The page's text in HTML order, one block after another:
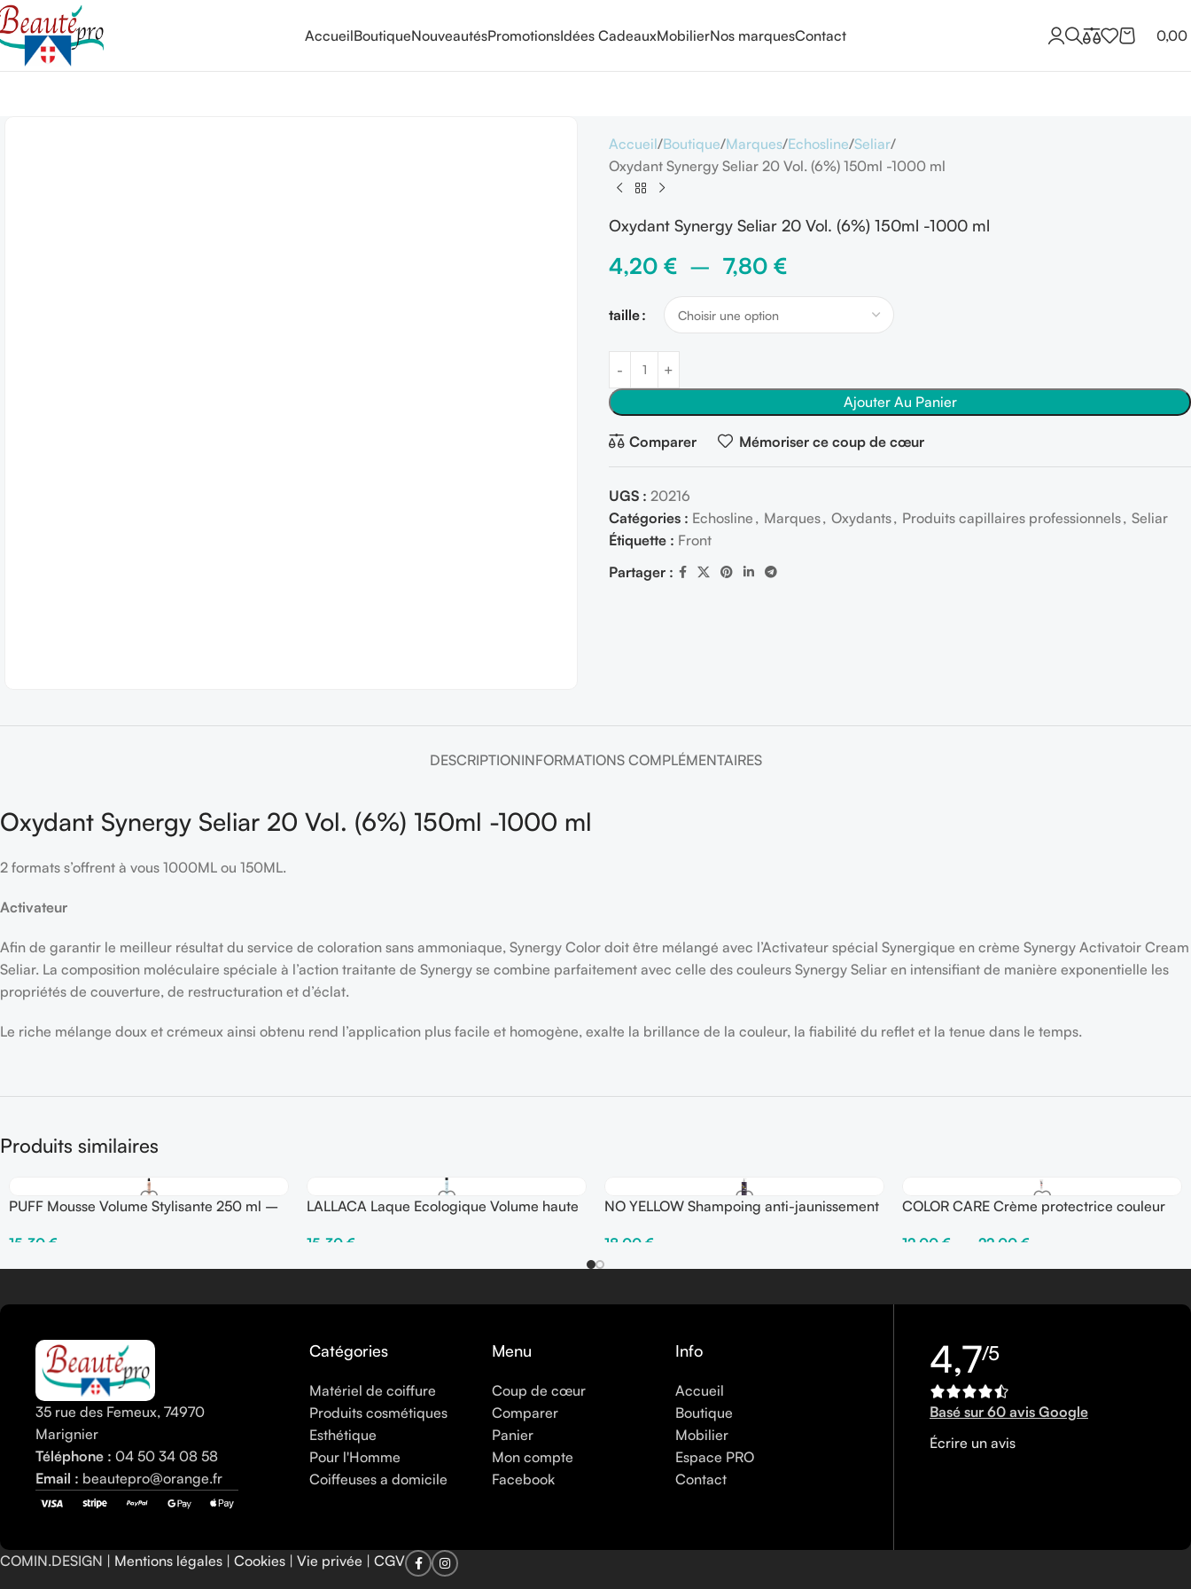
AccueilBoutiqueNouveautésPromotionsIdées CadeauxMobilierNos marquesContact 0,00
Accueil Boutique Marques Echosline Seliar
Oxydant Synergy Seliar 20 Vol. (6%) 150ml -1000 ml
Oxydant Synergy Seliar 20 Vol. (6%) 150ml -1000 ml
4,20 € – 7,80 €
taille
Ajouter Au Panier
Comparer Mémoriser ce coup de cœur
UGS : 20216
Catégories : Echosline , Marques, Oxydants, Produits capillaires professionnels, Seliar
Étiquette : Front
Partager :
DESCRIPTIONINFORMATIONS COMPLÉMENTAIRES
Oxydant Synergy Seliar 20 Vol. (6%) 150ml -1000 ml
2 formats s’offrent à vous 1000ML ou 150ML.
Activateur
Afin de garantir le meilleur résultat du service de coloration sans ammoniaque, Synergy Color doit être mélangé avec l’Activateur spécial Synergique en crème Synergy Activatoir Cream
Seliar. La composition moléculaire spéciale à l’action traitante de Synergy se combine parfaitement avec celle des couleurs Synergy Seliar en intensifiant de manière exponentielle les
propriétés de couverture, de restructuration et d’éclat.
Le riche mélange doux et crémeux ainsi obtenu rend l’application plus facile et homogène, exalte la brillance de la couleur, la fiabilité du reflet et la tenue dans le temps.
Produits similaires
PUFF Mousse Volume Stylisante 250 ml –
15,30 €
Ajouter Au Panier
LALLACA Laque Ecologique Volume haute
15,30 €
Ajouter Au Panier
NO YELLOW Shampoing anti-jaunissement
18,00 €
Ajouter Au Panier
COLOR CARE Crème protectrice couleur
12,00 € 22,00 €
Choix Des Options
35 rue des Femeux, 74970
Marignier
Téléphone : 04 50 34 08 58
Email : beautepro@orange.fr
Catégories
Matériel de coiffure
Produits cosmétiques
Esthétique
Pour l'Homme
Coiffeuses a domicile
Menu
Coup de cœur
Comparer
Panier
Mon compte
Facebook
Info
Accueil
Boutique
Mobilier
Espace PRO
Contact
4,7/5
Basé sur 60 avis Google
Écrire un avis
COMIN.DESIGN | Mentions légales | Cookies | Vie privée | CGV